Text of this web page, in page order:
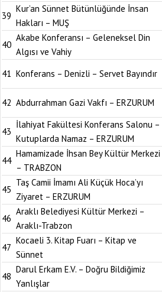
39
Kur’an Sünnet Bütünlüğünde İnsan
Hakları – MUŞ
40
Akabe Konferansı – Geleneksel Din
Algısı ve Vahiy
41 Konferans – Denizli – Servet Bayındır
42 Abdurrahman Gazi Vakfı – ERZURUM
43
İlahiyat Fakültesi Konferans Salonu –
Kutuplarda Namaz – ERZURUM
44
Hamamizade İhsan Bey Kültür Merkezi
– TRABZON
45
Taş Camii İmamı Ali Küçük Hoca’yı
Ziyaret – ERZURUM
46
Araklı Belediyesi Kültür Merkezi –
Araklı-Trabzon
47
Kocaeli 3. Kitap Fuarı – Kitap ve
Sünnet
48
Darul Erkam E.V. – Doğru Bildiğimiz
Yanlışlar